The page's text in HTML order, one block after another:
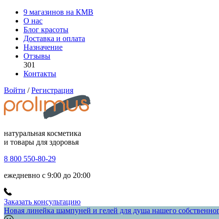
9 магазинов на КМВ
О нас
Блог красоты
Доставка и оплата
Назначение
Отзывы
301
Контакты
Войти / Регистрация
натуральная косметика
и товары для здоровья
8 800 550-80-29
ежедневно с 9:00 до 20:00
Заказать консультацию
Новая линейка шампуней и гелей для душа нашего